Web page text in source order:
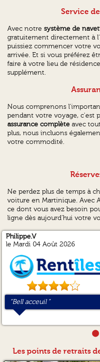
Service
Avec notresystème de
gratuitement directement à l'
puissiez commencer votre
arrivée. Et si vous préférez
faire à votre lieu de
supplément.
Nous comprenons
pendant votre voyage, c'est
assurance complète avec
plus, nous incluons
votre commodité.
Ne perdez plus de temps à
voiture en Martinique. Avec
ce dont vous avez besoin
ligne dès aujourd'hui votre
Philippe.V
le Mardi 04 Août 2026
“Bell acceuil ”
Pascal.G
“Super service je m'étais
trompée dans ma
réservation et ils ont été très
compréhensif et rapdie”
Octave.H
“Rapide et simple.”
Natacha.C
“Oui ? ”
⬤
Les points de retraits